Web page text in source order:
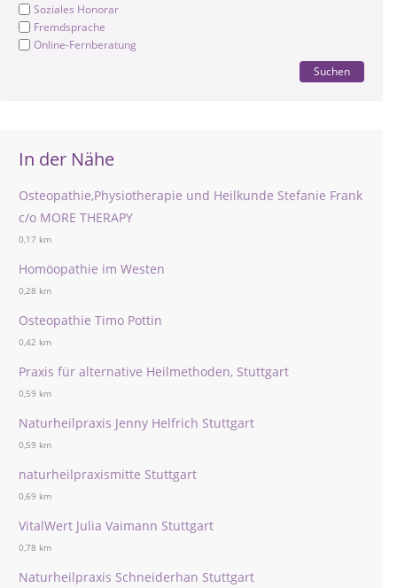
Soziales Honorar
Fremdsprache
Online-Fernberatung
Suchen
In der Nähe
Osteopathie,Physiotherapie und Heilkunde Stefanie Frank
c/o MORE THERAPY
0,17 km
Homöopathie im Westen
0,28 km
Osteopathie Timo Pottin
0,42 km
Praxis für alternative Heilmethoden, Stuttgart
0,59 km
Naturheilpraxis Jenny Helfrich Stuttgart
0,59 km
naturheilpraxismitte Stuttgart
0,69 km
VitalWert Julia Vaimann Stuttgart
0,78 km
Naturheilpraxis Schneiderhan Stuttgart